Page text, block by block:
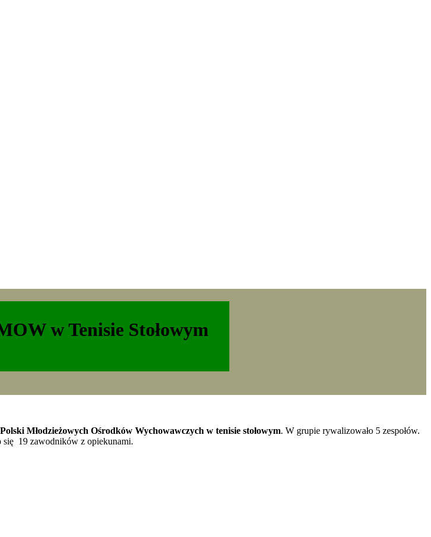
w Tenisie Stołowym
Młodzieżowych Ośrodków Wychowawczych w tenisie stołowym. W grupie rywalizowało 5 zespołów.
się 19 zawodników z opiekunami.